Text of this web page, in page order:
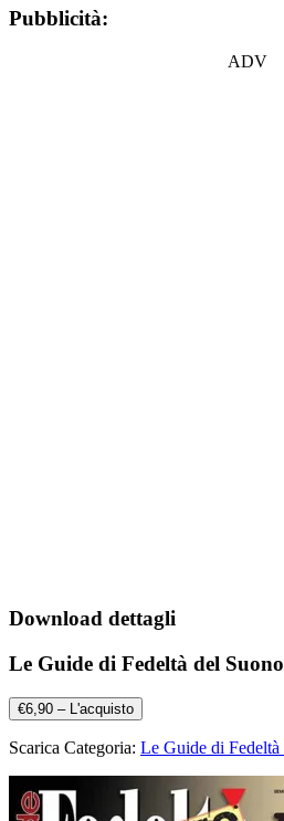
Pubblicità:
ADV
Download dettagli
Le Guide di Fedeltà del
€6,90 – L'acquisto
Scarica Categoria: Le Guide di